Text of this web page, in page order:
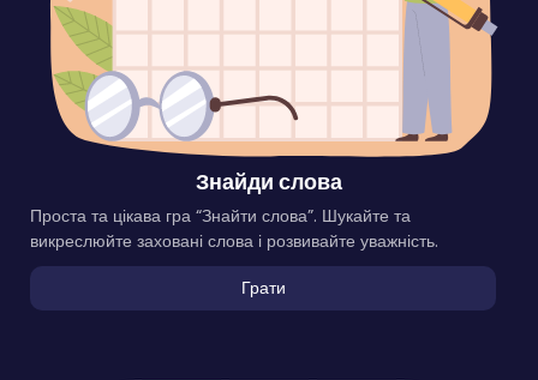
Знайди слова
Проста та цікава гра “Знайти слова”. Шукайте та
викреслюйте заховані слова і розвивайте уважність.
Грати